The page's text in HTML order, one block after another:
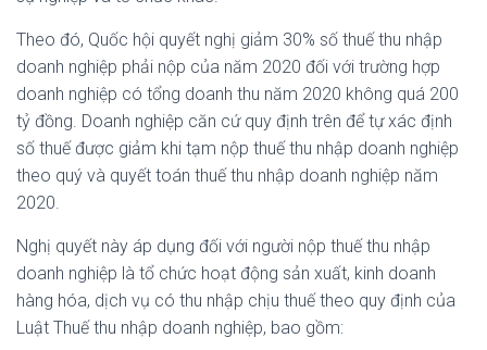
Theo đó, Quốc hội quyết nghị giảm 30% số thuế thu nhập
doanh nghiệp phải nộp của năm 2020 đối với trường hợp
doanh nghiệp có tổng doanh thu năm 2020 không quá 200
tỷ đồng. Doanh nghiệp căn cứ quy định trên để tự xác định
số thuế được giảm khi tạm nộp thuế thu nhập doanh nghiệp
theo quý và quyết toán thuế thu nhập doanh nghiệp năm
2020.
Nghị quyết này áp dụng đối với người nộp thuế thu nhập
doanh nghiệp là tổ chức hoạt động sản xuất, kinh doanh
hàng hóa, dịch vụ có thu nhập chịu thuế theo quy định của
Luật Thuế thu nhập doanh nghiệp, bao gồm: